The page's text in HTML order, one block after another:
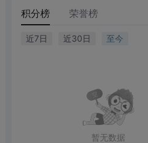
积分榜 荣誉榜
近7日 近30日 至今
暂无数据